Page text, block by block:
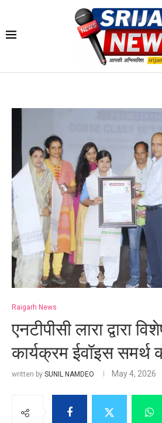
Raigarh News
एनटीपीसी लारा द्वारा
कार्यक्रम ईवॉइस समर्थ
written by SUNIL NAMDEO May 4, 2026